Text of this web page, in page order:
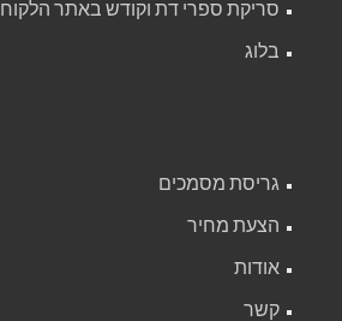
סריקת ספרי דת וקודש באתר הלקוח
בלוג
גריסת מסמכים
הצעת מחיר
אודות
קשר